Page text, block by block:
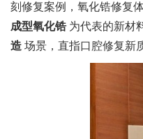
刻修复案例，氧化锆修复
成型氧化锆为代表的新材
造 场景，直指口腔修复新